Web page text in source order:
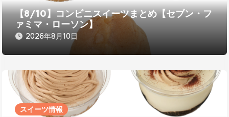
【8/10】コンビニスイーツまとめ【セブン・フ
ァミマ・ローソン】
2026年8月10日
スイーツ情報